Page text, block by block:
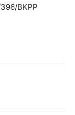
BKPP